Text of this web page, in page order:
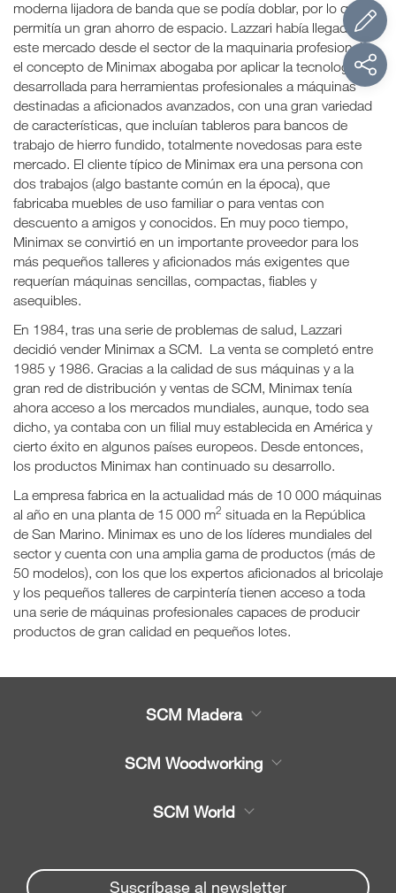
moderna lijadora de banda que se podía doblar, por lo que
permitía un gran ahorro de espacio. Lazzari había llegado a
este mercado desde el sector de la maquinaria profesional y
el concepto de Minimax abogaba por aplicar la tecnología
desarrollada para herramientas profesionales a máquinas
destinadas a aficionados avanzados, con una gran variedad
de características, que incluían tableros para bancos de
trabajo de hierro fundido, totalmente novedosas para este
mercado. El cliente típico de Minimax era una persona con
dos trabajos (algo bastante común en la época), que
fabricaba muebles de uso familiar o para ventas con
descuento a amigos y conocidos. En muy poco tiempo,
Minimax se convirtió en un importante proveedor para los
más pequeños talleres y aficionados más exigentes que
requerían máquinas sencillas, compactas, fiables y
asequibles.
En 1984, tras una serie de problemas de salud, Lazzari
decidió vender Minimax a SCM. La venta se completó entre
1985 y 1986. Gracias a la calidad de sus máquinas y a la
gran red de distribución y ventas de SCM, Minimax tenía
ahora acceso a los mercados mundiales, aunque, todo sea
dicho, ya contaba con un filial muy establecida en América y
cierto éxito en algunos países europeos. Desde entonces,
los productos Minimax han continuado su desarrollo.
La empresa fabrica en la actualidad más de 10 000 máquinas
al año en una planta de 15 000 m2 situada en la República
de San Marino. Minimax es uno de los líderes mundiales del
sector y cuenta con una amplia gama de productos (más de
50 modelos), con los que los expertos aficionados al bricolaje
y los pequeños talleres de carpintería tienen acceso a toda
una serie de máquinas profesionales capaces de producir
productos de gran calidad en pequeños lotes.
SCM Madera
Recambios
SCM Woodworking
SCM World
Spare parts service
Suscríbase al newsletter